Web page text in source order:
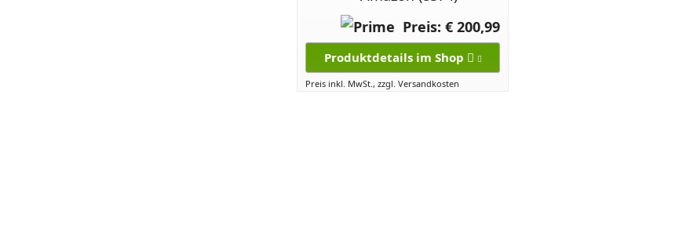
Preis: € 200,99
Produktdetails im Shop
Preis inkl. MwSt., zzgl. Versandkosten